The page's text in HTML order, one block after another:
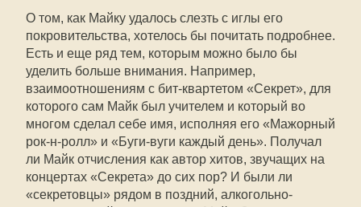
О том, как Майку удалось слезть с иглы его
покровительства, хотелось бы почитать подробнее.
Есть и еще ряд тем, которым можно было бы
уделить больше внимания. Например,
взаимоотношениям с бит-квартетом «Секрет», для
которого сам Майк был учителем и который во
многом сделал себе имя, исполняя его «Мажорный
рок-н-ролл» и «Буги-вуги каждый день». Получал
ли Майк отчисления как автор хитов, звучащих на
концертах «Секрета» до сих пор? И были ли
«секретовцы» рядом в поздний, алкогольно-